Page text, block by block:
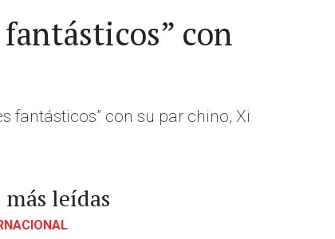
con
fantásticos” con su par chino, Xi
más leídas